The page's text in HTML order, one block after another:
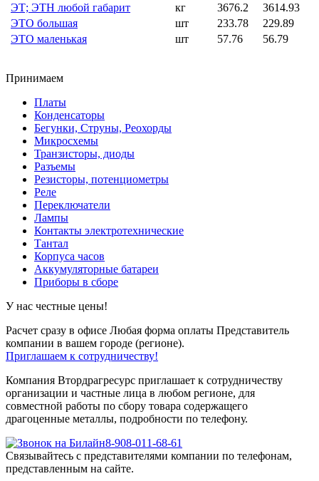
ЭТ; ЭТН любой габарит
кг 3676.2
3614.93
ЭТО большая
шт 233.78
229.89
ЭТО маленькая
шт 57.76 56.79
Принимаем
Платы
Конденсаторы
Бегунки, Струны, Реохорды
Микросхемы
Транзисторы, диоды
Разъемы
Резисторы, потенциометры
Реле
Переключатели
Лампы
Контакты электротехнические
Тантал
Корпуса часов
Аккумуляторные батареи
Приборы в сборе
У нас честные цены!
Расчет сразу в офисе Любая форма оплаты Представитель
компании в вашем городе (регионе).
Приглашаем к сотрудничеству!
Компания Втордрагресурс приглашает к сотрудничеству
организации и частные лица в любом регионе, для
совместной работы по сбору товара содержащего
драгоценные металлы, подробности по телефону.
8-908-011-68-61
Связывайтесь с представителями компании по телефонам,
представленным на сайте.